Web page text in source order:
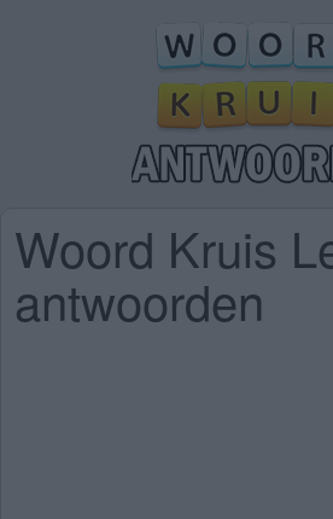
Woord Kruis
antwoorden